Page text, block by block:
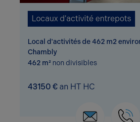
Locaux d'activité entrepots
Local d'activités de 462 m2
Chambly
462 m² non divisibles
43150 € an HT HC